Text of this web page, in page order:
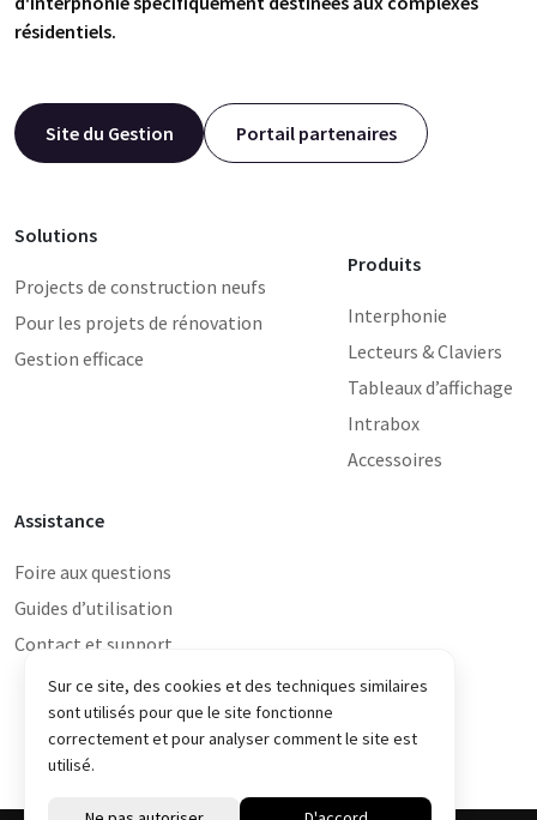
résidentiels.
Site du Gestion Portail partenaires
Solutions
Projects de construction neufs
Pour les projets de rénovation
Gestion efficace
Produits
Interphonie
Lecteurs & Claviers
Tableaux d’affichage
Intrabox
Accessoires
Assistance
Foire aux questions
Guides d’utilisation
Contact et support
Sur ce site, des cookies et des techniques similaires
sont utilisés pour que le site fonctionne
correctement et pour analyser comment le site est
utilisé.